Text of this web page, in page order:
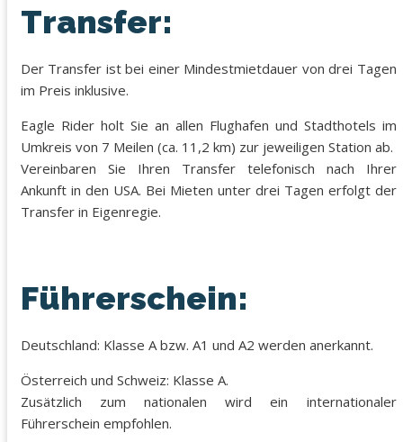
Transfer:
Der Transfer ist bei einer Mindestmietdauer von drei Tagen
im Preis inklusive.
Eagle Rider holt Sie an allen Flughafen und Stadthotels im
Umkreis von 7 Meilen (ca. 11,2 km) zur jeweiligen Station ab.
Vereinbaren Sie Ihren Transfer telefonisch nach Ihrer
Ankunft in den USA. Bei Mieten unter drei Tagen erfolgt der
Transfer in Eigenregie.
Führerschein:
Deutschland: Klasse A bzw. A1 und A2 werden anerkannt.
Österreich und Schweiz: Klasse A.
Zusätzlich zum nationalen wird ein internationaler
Führerschein empfohlen.